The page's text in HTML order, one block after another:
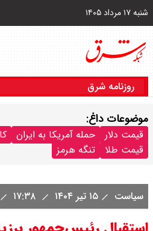
شنبه ۱۷ مرداد ۱۴۰۵
روزنامه شرق
موضوعات داغ:
قیمت دلار حمله آمریکا به ایران
قیمت طلا
تنگه هرمز
سیاست ۱۵ تیر ۱۴۰۴